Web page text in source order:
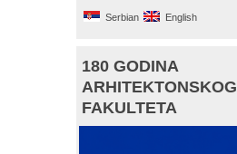
Serbian English
180 GODINA
ARHITEKTONSKOG
FAKULTETA